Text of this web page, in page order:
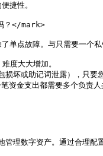
捷性。
</mark>
了单点故障。与只需要
度大大增加。
坏或助记词泄露），只要
金支出都需要多个负责人
理数字资产。通过合理